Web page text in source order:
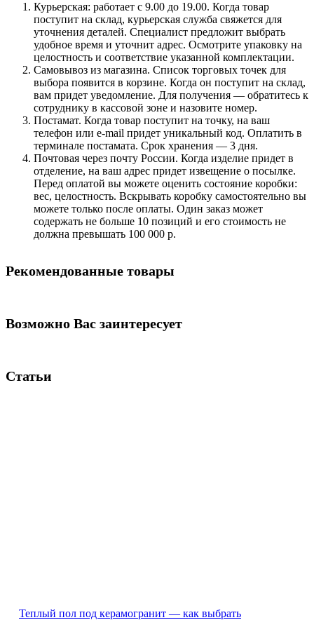
Курьерская: работает с 9.00 до 19.00. Когда товар
поступит на склад, курьерская служба свяжется для
уточнения деталей. Специалист предложит выбрать
удобное время и уточнит адрес. Осмотрите упаковку на
целостность и соответствие указанной комплектации.
Самовывоз из магазина. Список торговых точек для
выбора появится в корзине. Когда он поступит на склад,
вам придет уведомление. Для получения — обратитесь к
сотруднику в кассовой зоне и назовите номер.
Постамат. Когда товар поступит на точку, на ваш
телефон или e-mail придет уникальный код. Оплатить в
терминале постамата. Срок хранения — 3 дня.
Почтовая через почту России. Когда изделие придет в
отделение, на ваш адрес придет извещение о посылке.
Перед оплатой вы можете оценить состояние коробки:
вес, целостность. Вскрывать коробку самостоятельно вы
можете только после оплаты. Один заказ может
содержать не больше 10 позиций и его стоимость не
должна превышать 100 000 р.
Рекомендованные товары
Возможно Вас заинтересует
Статьи
Теплый пол под керамогранит — как выбрать